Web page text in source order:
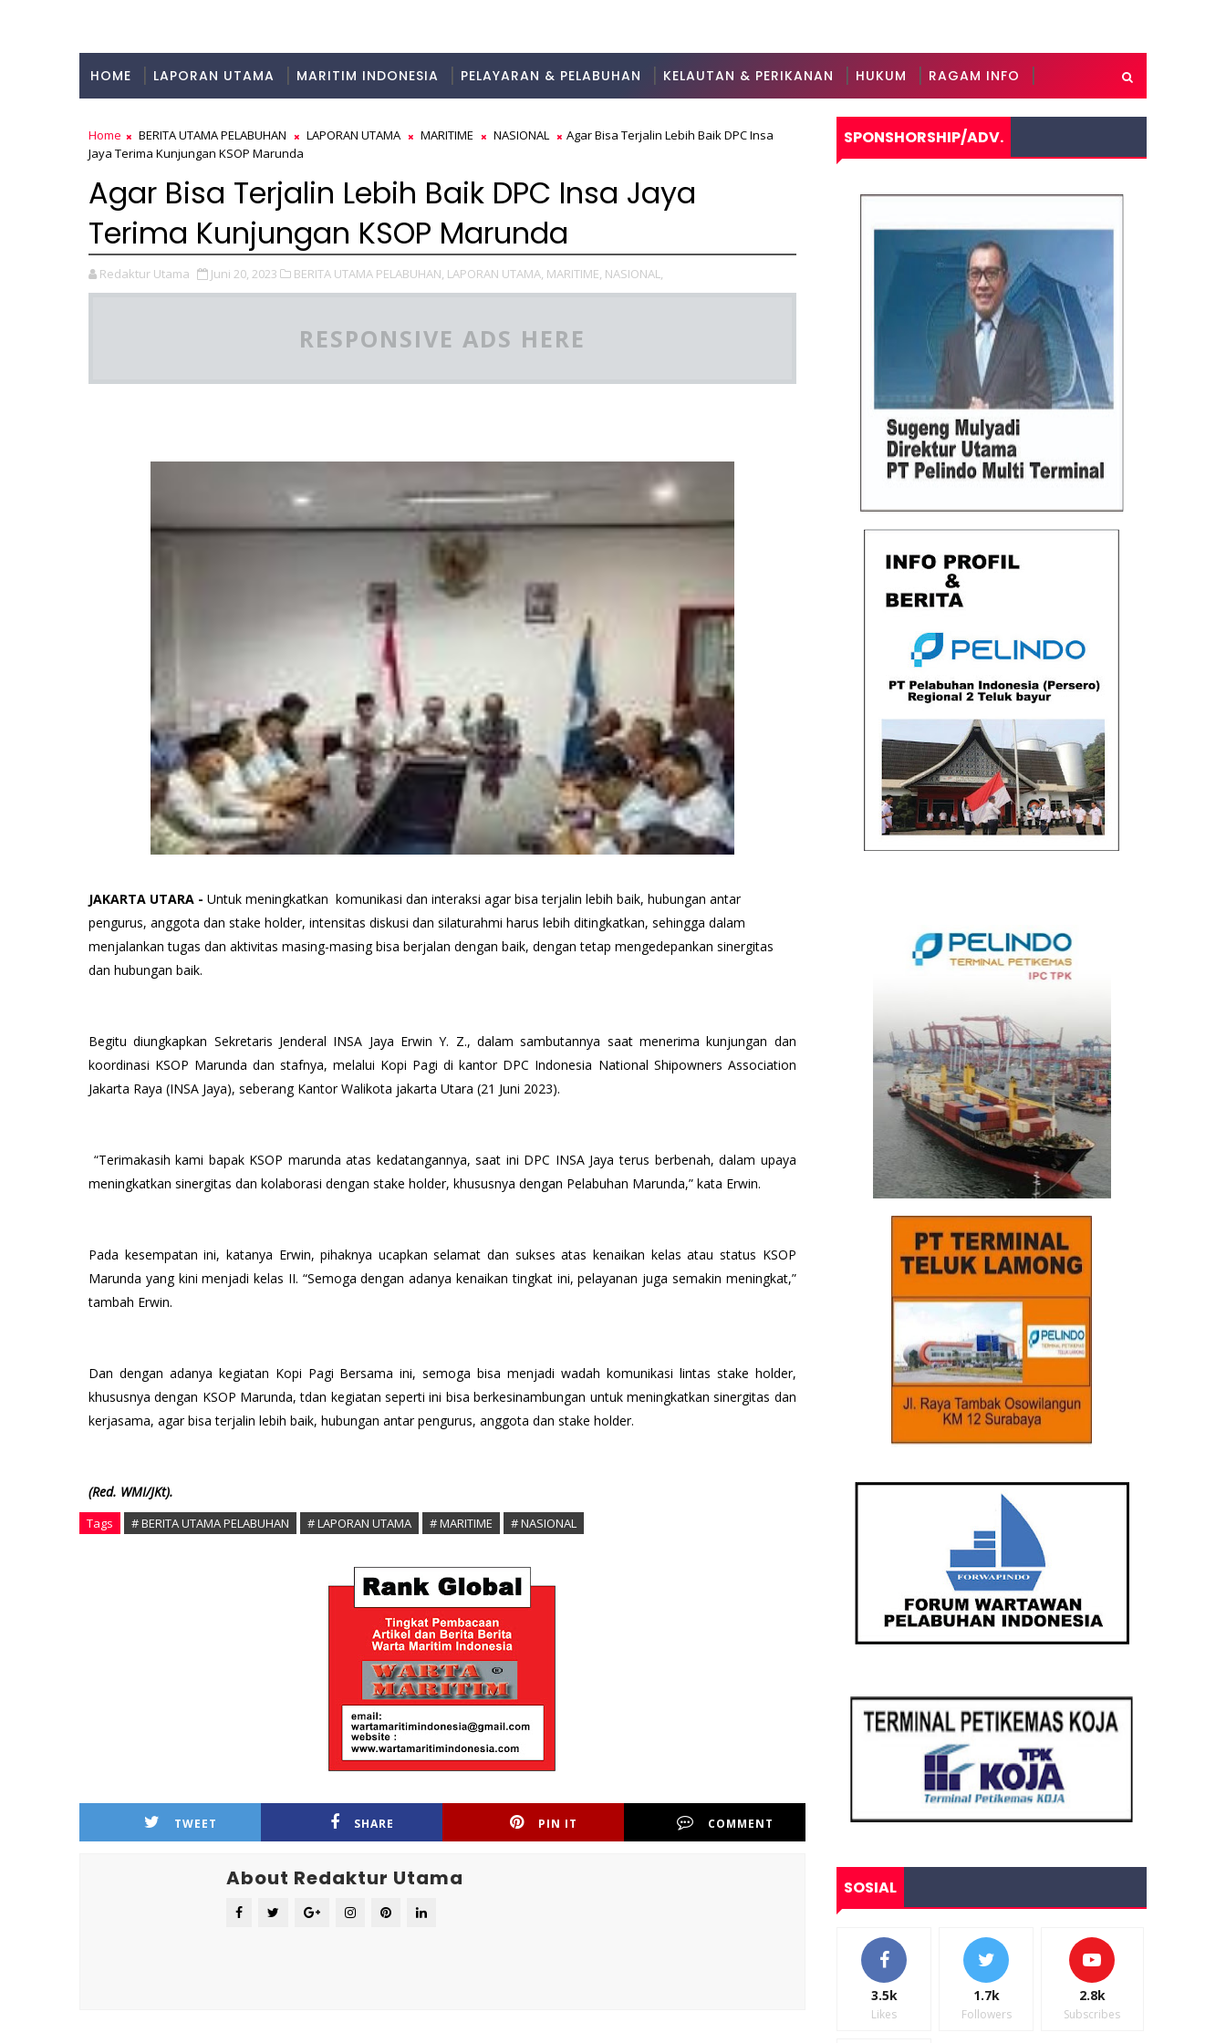
HOME LAPORAN UTAMA MARITIM INDONESIA PELAYARAN & PELABUHAN KELAUTAN & PERIKANAN HUKUM RAGAM INFO
Home BERITA UTAMA PELABUHAN LAPORAN UTAMA MARITIME NASIONAL
Agar Bisa Terjalin Lebih Baik DPC Insa
Jaya Terima Kunjungan KSOP Marunda
Agar Bisa Terjalin Lebih Baik DPC Insa Jaya
Terima Kunjungan KSOP Marunda
Redaktur Utama Juni 20, 2023 BERITA UTAMA PELABUHAN, LAPORAN UTAMA, MARITIME, NASIONAL,
RESPONSIVE ADS HERE
JAKARTA UTARA - Untuk meningkatkan komunikasi dan interaksi agar bisa terjalin lebih baik, hubungan antar
pengurus, anggota dan stake holder, intensitas diskusi dan silaturahmi harus lebih ditingkatkan, sehingga dalam
menjalankan tugas dan aktivitas masing-masing bisa berjalan dengan baik, dengan tetap mengedepankan sinergitas
dan hubungan baik.
Begitu diungkapkan Sekretaris Jenderal INSA Jaya Erwin Y. Z., dalam sambutannya saat menerima kunjungan dan
koordinasi KSOP Marunda dan stafnya, melalui Kopi Pagi di kantor DPC Indonesia National Shipowners Association
Jakarta Raya (INSA Jaya), seberang Kantor Walikota jakarta Utara (21 Juni 2023).
“Terimakasih kami bapak KSOP marunda atas kedatangannya, saat ini DPC INSA Jaya terus berbenah, dalam upaya
meningkatkan sinergitas dan kolaborasi dengan stake holder, khususnya dengan Pelabuhan Marunda,” kata Erwin.
Pada kesempatan ini, katanya Erwin, pihaknya ucapkan selamat dan sukses atas kenaikan kelas atau status KSOP
Marunda yang kini menjadi kelas II. “Semoga dengan adanya kenaikan tingkat ini, pelayanan juga semakin meningkat,”
tambah Erwin.
Dan dengan adanya kegiatan Kopi Pagi Bersama ini, semoga bisa menjadi wadah komunikasi lintas stake holder,
khususnya dengan KSOP Marunda, tdan kegiatan seperti ini bisa berkesinambungan untuk meningkatkan sinergitas dan
kerjasama, agar bisa terjalin lebih baik, hubungan antar pengurus, anggota dan stake holder.
(Red. WMI/JKt).
Tags # BERITA UTAMA PELABUHAN # LAPORAN UTAMA # MARITIME # NASIONAL
TWEET SHARE PIN IT COMMENT
About Redaktur Utama
SPONSHORSHIP/ADV.
SOSIAL
3.5k
Likes
1.7k
Followers
2.8k
Subscribes